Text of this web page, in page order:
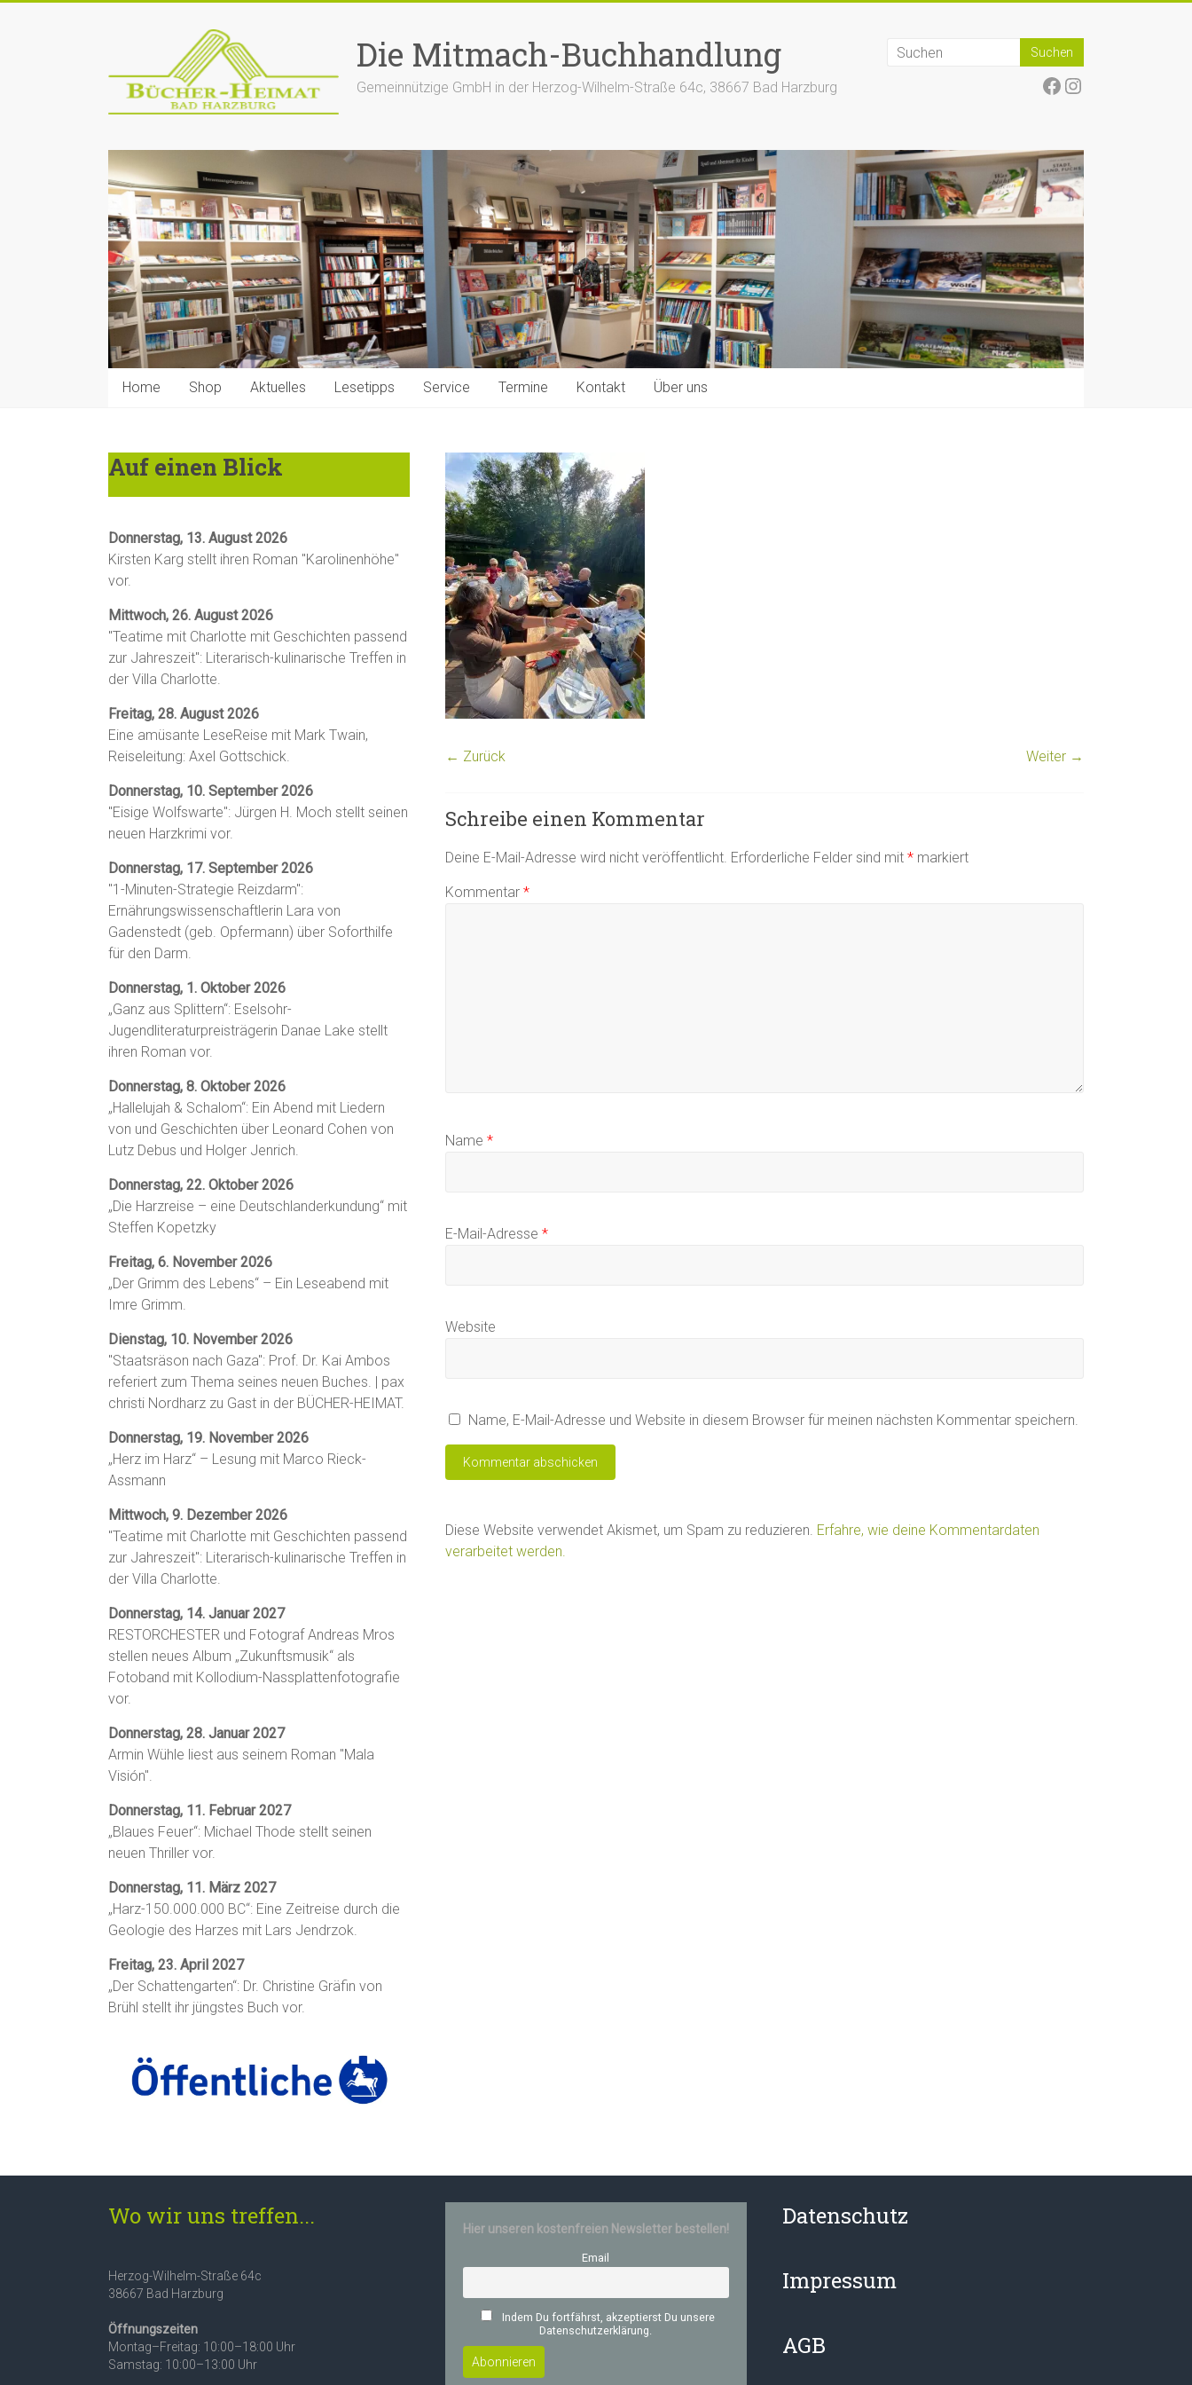
Die Mitmach-Buchhandlung
Gemeinnützige GmbH in der Herzog-Wilhelm-Straße 64c, 38667 Bad Harzburg Facebook
Instagram
Home Shop Aktuelles Lesetipps Service Termine Kontakt Über uns
← Zurück Weiter →
Schreibe einen Kommentar
Deine E-Mail-Adresse wird nicht veröffentlicht. Erforderliche Felder sind mit * markiert
Kommentar *
Name *
E-Mail-Adresse *
Website
Name, E-Mail-Adresse und Website in diesem Browser für meinen nächsten Kommentar speichern.
Diese Website verwendet Akismet, um Spam zu reduzieren. Erfahre, wie deine Kommentardaten
verarbeitet werden.
Auf einen Blick
Donnerstag, 13. August 2026
Kirsten Karg stellt ihren Roman "Karolinenhöhe"
vor.
Mittwoch, 26. August 2026
"Teatime mit Charlotte mit Geschichten passend
zur Jahreszeit": Literarisch-kulinarische Treffen in
der Villa Charlotte.
Freitag, 28. August 2026
Eine amüsante LeseReise mit Mark Twain,
Reiseleitung: Axel Gottschick.
Donnerstag, 10. September 2026
"Eisige Wolfswarte": Jürgen H. Moch stellt seinen
neuen Harzkrimi vor.
Donnerstag, 17. September 2026
"1-Minuten-Strategie Reizdarm":
Ernährungswissenschaftlerin Lara von
Gadenstedt (geb. Opfermann) über Soforthilfe
für den Darm.
Donnerstag, 1. Oktober 2026
„Ganz aus Splittern“: Eselsohr-
Jugendliteraturpreisträgerin Danae Lake stellt
ihren Roman vor.
Donnerstag, 8. Oktober 2026
„Hallelujah & Schalom“: Ein Abend mit Liedern
von und Geschichten über Leonard Cohen von
Lutz Debus und Holger Jenrich.
Donnerstag, 22. Oktober 2026
„Die Harzreise – eine Deutschlanderkundung“ mit
Steffen Kopetzky
Freitag, 6. November 2026
„Der Grimm des Lebens“ – Ein Leseabend mit
Imre Grimm.
Dienstag, 10. November 2026
"Staatsräson nach Gaza": Prof. Dr. Kai Ambos
referiert zum Thema seines neuen Buches. | pax
christi Nordharz zu Gast in der BÜCHER-HEIMAT.
Donnerstag, 19. November 2026
„Herz im Harz“ – Lesung mit Marco Rieck-
Assmann
Mittwoch, 9. Dezember 2026
"Teatime mit Charlotte mit Geschichten passend
zur Jahreszeit": Literarisch-kulinarische Treffen in
der Villa Charlotte.
Donnerstag, 14. Januar 2027
RESTORCHESTER und Fotograf Andreas Mros
stellen neues Album „Zukunftsmusik“ als
Fotoband mit Kollodium-Nassplattenfotografie
vor.
Donnerstag, 28. Januar 2027
Armin Wühle liest aus seinem Roman "Mala
Visión".
Donnerstag, 11. Februar 2027
„Blaues Feuer“: Michael Thode stellt seinen
neuen Thriller vor.
Donnerstag, 11. März 2027
„Harz-150.000.000 BC“: Eine Zeitreise durch die
Geologie des Harzes mit Lars Jendrzok.
Freitag, 23. April 2027
„Der Schattengarten“: Dr. Christine Gräfin von
Brühl stellt ihr jüngstes Buch vor.
Wo wir uns treffen...
Herzog-Wilhelm-Straße 64c
38667 Bad Harzburg
Öffnungszeiten
Montag–Freitag: 10:00–18:00 Uhr
Samstag: 10:00–13:00 Uhr
Hier unseren kostenfreien Newsletter bestellen!
Email
Indem Du fortfährst, akzeptierst Du unsere
Datenschutzerklärung.
Datenschutz
Impressum
AGB